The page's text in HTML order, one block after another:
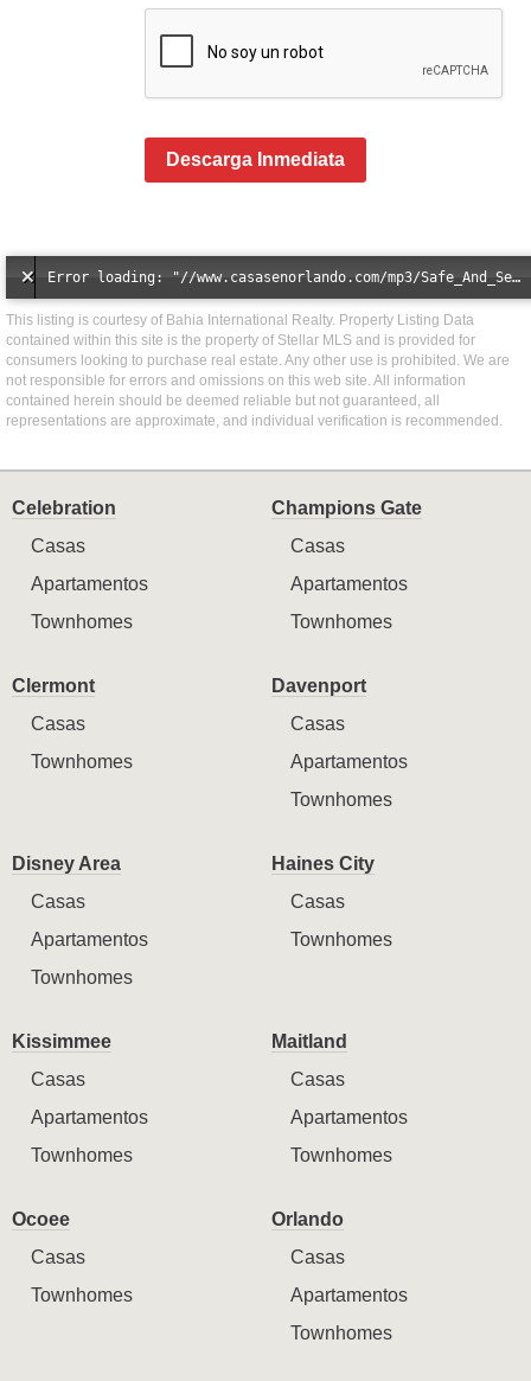
Descarga Inmediata
Error loading: "//www.casasenorlando.com/mp3/Safe_And_Secure_full_mix_mp3.mp3"
This listing is courtesy of Bahia International Realty. Property Listing Data
contained within this site is the property of Stellar MLS and is provided for
consumers looking to purchase real estate. Any other use is prohibited. We are
not responsible for errors and omissions on this web site. All information
contained herein should be deemed reliable but not guaranteed, all
representations are approximate, and individual verification is recommended.
Celebration
Casas
Apartamentos
Townhomes
Champions Gate
Casas
Apartamentos
Townhomes
Clermont
Casas
Townhomes
Davenport
Casas
Apartamentos
Townhomes
Disney Area
Casas
Apartamentos
Townhomes
Haines City
Casas
Townhomes
Kissimmee
Casas
Apartamentos
Townhomes
Maitland
Casas
Apartamentos
Townhomes
Ocoee
Casas
Townhomes
Orlando
Casas
Apartamentos
Townhomes